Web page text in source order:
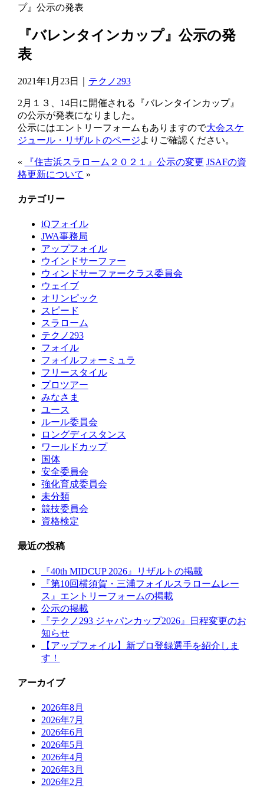
プ』公示の発表
『バレンタインカップ』公示の発
表
2021年1月23日｜ テクノ293
2月１３、14日に開催される『バレンタインカップ』
の公示が発表になりました。
公示にはエントリーフォームもありますので大会スケ
ジュール・リザルトのページよりご確認ください。
« 『住吉浜スラローム２０２１』公示の変更 JSAFの資
格更新について »
カテゴリー
iQフォイル
JWA事務局
アップフォイル
ウインドサーファー
ウィンドサーファークラス委員会
ウェイブ
オリンピック
スピード
スラローム
テクノ293
フォイル
フォイルフォーミュラ
フリースタイル
プロツアー
みなさま
ユース
ルール委員会
ロングディスタンス
ワールドカップ
国体
安全委員会
強化育成委員会
未分類
競技委員会
資格検定
最近の投稿
『40th MIDCUP 2026』リザルトの掲載
『第10回横須賀・三浦フォイルスラロームレー
ス』エントリーフォームの掲載
公示の掲載
『テクノ293 ジャパンカップ2026』日程変更のお
知らせ
【アップフォイル】新プロ登録選手を紹介しま
す！
アーカイブ
2026年8月
2026年7月
2026年6月
2026年5月
2026年4月
2026年3月
2026年2月